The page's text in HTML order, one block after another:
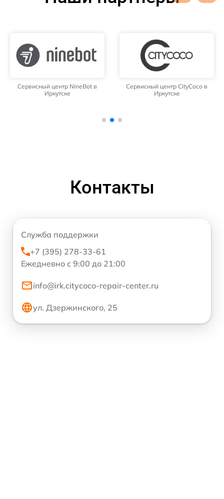
Сервисный центр NineBot в
Иркутске
Сервисный центр CityCoco в
Иркутске
Контакты
Служба поддержки
+7 (395) 278-33-61
Ежедневно с 9:00 до 21:00
info@irk.citycoco-repair-center.ru
ул. Дзержинского, 25